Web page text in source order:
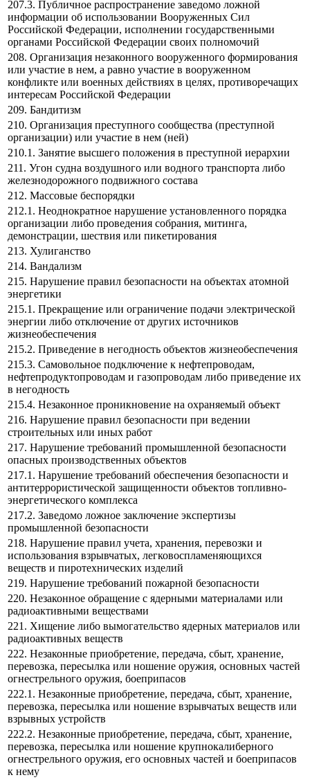
207.3. Публичное распространение заведомо ложной
информации об использовании Вооруженных Сил
Российской Федерации, исполнении государственными
органами Российской Федерации своих полномочий
208. Организация незаконного вооруженного формирования
или участие в нем, а равно участие в вооруженном
конфликте или военных действиях в целях, противоречащих
интересам Российской Федерации
209. Бандитизм
210. Организация преступного сообщества (преступной
организации) или участие в нем (ней)
210.1. Занятие высшего положения в преступной иерархии
211. Угон судна воздушного или водного транспорта либо
железнодорожного подвижного состава
212. Массовые беспорядки
212.1. Неоднократное нарушение установленного порядка
организации либо проведения собрания, митинга,
демонстрации, шествия или пикетирования
213. Хулиганство
214. Вандализм
215. Нарушение правил безопасности на объектах атомной
энергетики
215.1. Прекращение или ограничение подачи электрической
энергии либо отключение от других источников
жизнеобеспечения
215.2. Приведение в негодность объектов жизнеобеспечения
215.3. Самовольное подключение к нефтепроводам,
нефтепродуктопроводам и газопроводам либо приведение их
в негодность
215.4. Незаконное проникновение на охраняемый объект
216. Нарушение правил безопасности при ведении
строительных или иных работ
217. Нарушение требований промышленной безопасности
опасных производственных объектов
217.1. Нарушение требований обеспечения безопасности и
антитеррористической защищенности объектов топливно-
энергетического комплекса
217.2. Заведомо ложное заключение экспертизы
промышленной безопасности
218. Нарушение правил учета, хранения, перевозки и
использования взрывчатых, легковоспламеняющихся
веществ и пиротехнических изделий
219. Нарушение требований пожарной безопасности
220. Незаконное обращение с ядерными материалами или
радиоактивными веществами
221. Хищение либо вымогательство ядерных материалов или
радиоактивных веществ
222. Незаконные приобретение, передача, сбыт, хранение,
перевозка, пересылка или ношение оружия, основных частей
огнестрельного оружия, боеприпасов
222.1. Незаконные приобретение, передача, сбыт, хранение,
перевозка, пересылка или ношение взрывчатых веществ или
взрывных устройств
222.2. Незаконные приобретение, передача, сбыт, хранение,
перевозка, пересылка или ношение крупнокалиберного
огнестрельного оружия, его основных частей и боеприпасов
к нему